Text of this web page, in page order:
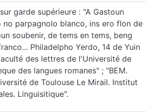
garde supérieure : "A Gastoun
no parpagnolo blanco, ins ero flon de
soubenir, de tems en tems, beng
Philadelpho Yerdo, 14 de Yuin
des lettres de l'Université de
des langues romanes" ; "BEM.
de Toulouse Le Mirail. Institut
Linguisitique".